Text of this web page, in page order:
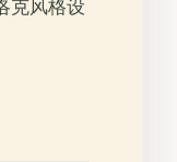
克风格设